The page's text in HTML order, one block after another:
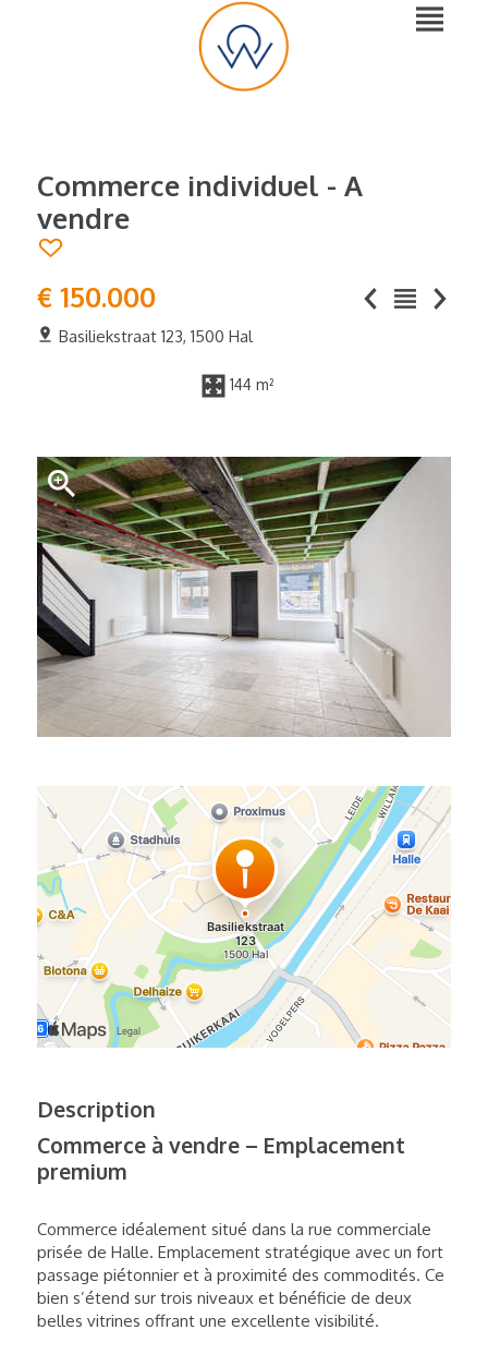
Commerce individuel - A
vendre
€ 150.000
Basiliekstraat 123, 1500 Hal
144 m²
Description
Commerce à vendre – Emplacement
premium
Commerce idéalement situé dans la rue commerciale
prisée de Halle. Emplacement stratégique avec un fort
passage piétonnier et à proximité des commodités. Ce
bien s’étend sur trois niveaux et bénéficie de deux
belles vitrines offrant une excellente visibilité.